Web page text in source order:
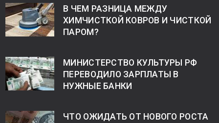
В ЧЕМ РАЗНИЦА МЕЖДУ
ХИМЧИСТКОЙ КОВРОВ И ЧИСТКОЙ
ПАРОМ?
МИНИСТЕРСТВО КУЛЬТУРЫ РФ
ПЕРЕВОДИЛО ЗАРПЛАТЫ В
НУЖНЫЕ БАНКИ
ЧТО ОЖИДАТЬ ОТ НОВОГО РОСТА